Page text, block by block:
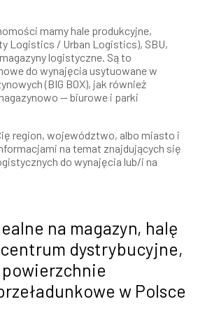
mamy hale produkcyjne,
Logistics / Urban Logistics), SBU,
logistyczne. Są to
do wynajęcia usytuowane w
(BIG BOX), jak również
— biurowe i parki
region, województwo, albo miasto i
na temat znajdujących się
do wynajęcia lub/i na
na magazyn, halę
dystrybucyjne,
w Polsce